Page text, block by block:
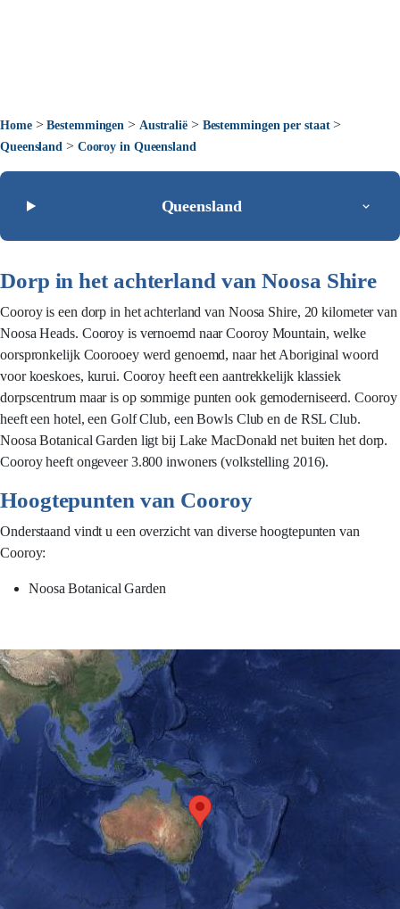
Home>Bestemmingen > Australië> Bestemmingen per staat>
Queensland > Cooroy in Queensland
Queensland
Dorp in het achterland van Noosa Shire
Cooroy is een dorp in het achterland van Noosa Shire, 20 kilometer van
Noosa Heads. Cooroy is vernoemd naar Cooroy Mountain, welke
oorspronkelijk Coorooey werd genoemd, naar het Aboriginal woord
voor koeskoes, kurui. Cooroy heeft een aantrekkelijk klassiek
dorpscentrum maar is op sommige punten ook gemoderniseerd. Cooroy
heeft een hotel, een Golf Club, een Bowls Club en de RSL Club.
Noosa Botanical Garden ligt bij Lake MacDonald net buiten het dorp.
Cooroy heeft ongeveer 3.800 inwoners (volkstelling 2016).
Hoogtepunten van Cooroy
Onderstaand vindt u een overzicht van diverse hoogtepunten van
Cooroy:
Noosa Botanical Garden